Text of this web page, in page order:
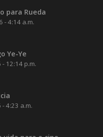
para Rueda
- 4:14 a.m.
Ye-Ye
12:14 p.m.
4:23 a.m.